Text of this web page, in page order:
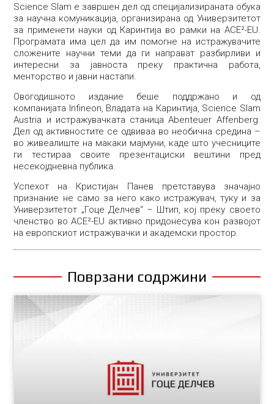
Science Slam е завршен дел од специјализираната обука
за научна комуникација, организирана од Универзитетот
за применети науки од Каринтија во рамки на ACE²-EU.
Програмата има цел да им помогне на истражувачите
сложените научни теми да ги направат разбирливи и
интересни за јавноста преку практична работа,
менторство и јавни настапи.
Овогодишното издание беше поддржано и од
компанијата Infineon, Владата на Каринтија, Science Slam
Austria и истражувачката станица Abenteuer Affenberg.
Дел од активностите се одвиваа во необична средина –
во живеалиште на макаки мајмуни, каде што учесниците
ги тестираа своите презентациски вештини пред
несекојдневна публика.
Успехот на Кристијан Панев претставува значајно
признание не само за него како истражувач, туку и за
Универзитетот „Гоце Делчев“ – Штип, кој преку своето
членство во ACE²-EU активно придонесува кон развојот
на европскиот истражувачки и академски простор.
Поврзани содржини